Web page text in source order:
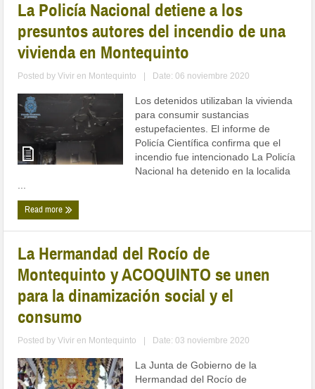
La Policía Nacional detiene a los
presuntos autores del incendio de una
vivienda en Montequinto
Posted byVivir en Montequinto Date: 06 noviembre 2020
Los detenidos utilizaban la vivienda
para consumir sustancias
estupefacientes. El informe de
Policía Científica confirma que el
incendio fue intencionado La Policía
Nacional ha detenido en la localida
...
Read more
La Hermandad del Rocío de
Montequinto y ACOQUINTO se unen
para la dinamización social y el
consumo
Posted byVivir en Montequinto Date: 03 noviembre 2020
La Junta de Gobierno de la
Hermandad del Rocío de